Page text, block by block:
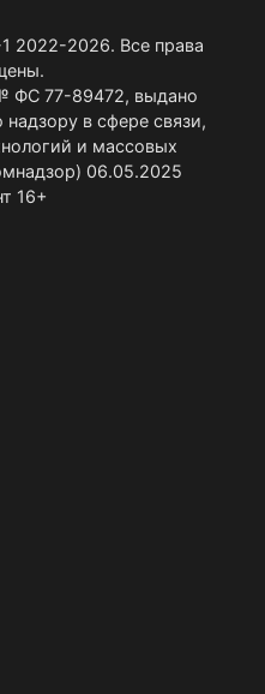
2022-2026. Все права
ФС 77-89472, выдано
в сфере связи,
и массовых
06.05.2025
16+